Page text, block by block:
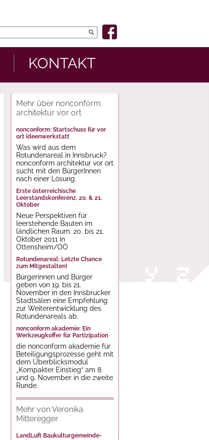
KONTAKT
Mehr über nonconform
architektur vor ort
nonconform: Startschuss für vor
ort ideenwerkstatt
Was wird aus dem
Rotundenareal in Innsbruck?
nonconform architektur vor ort
sucht mit den BürgerInnen
nach einer Lösung.
Erste österreichische
Leerstandskonferenz, 20. & 21.
Oktober
Neue Perspektiven für
leerstehende Bauten im
ländlichen Raum: 20. bis 21.
Oktober 2011 in
Ottensheim/OÖ
Rotundenareal: Letzte Chance
zum Mitgestalten!
Bürgerinnen und Bürger
geben von 19. bis 21.
November in den Innsbrucker
Stadtsälen eine Empfehlung
zur Weiterentwicklung des
Rotundenareals ab.
nonconform akademie: Ein
Werkzeugkoffer für Partizipation
die nonconform akademie für
Beteiligungsprozesse geht mit
dem Überblicksmodul
„Kompakter Einstieg“ am 8.
und 9. November in die zweite
Runde.
Mehr von Veronika
Mitteregger
LandLuft Baukulturgemeinde-